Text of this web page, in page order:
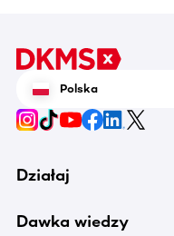
Polska
Działaj
Dawka wiedzy